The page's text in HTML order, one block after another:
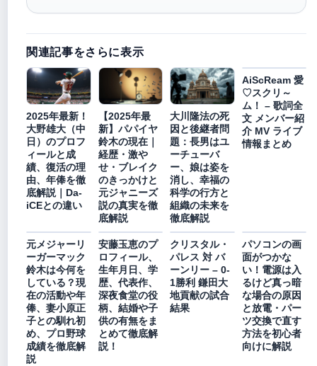
関連記事をさらに表示
2025年最新！
大野雄大（中
日）のプロフ
ィールと成
績、復活の理
由、年俸を徹
底解説｜Da-
iCEとの違い
【2025年最
新】パパイヤ
鈴木の現在｜
経歴・激や
せ・ブレイク
のきっかけと
元ジャニーズ
説の真実を徹
底解説
大川隆法の死
因と後継者問
題：長男はユ
ーチューバ
ー、娘は姿を
消し、幸福の
科学の行方と
組織の未来を
徹底解説
AiScReam 愛
♡スクリ～
ム！ – 歌詞全
文 メンバー紹
介 MV ライブ
情報まとめ
元メジャーリ
ーガーマック
鈴木は今何を
している？現
在の活動や年
俸、妻小原正
子との馴れ初
め、プロ野球
成績を徹底解
説
安藤玉恵のプ
ロフィール、
生年月日、学
歴、代表作、
深夜食堂の役
柄、結婚や子
供の有無をま
とめて徹底解
説！
クリスタル・
パレス 対 バ
ーンリー – 0-
1勝利 鎌田大
地貢献の試合
結果
パソコンの画
面がつかな
い！電源は入
るけど真っ暗
な場合の原因
と放電・パー
ツ交換で直す
方法を初心者
向けに解説